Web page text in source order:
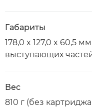
Габариты
178,0 x 127,0 x 60,5
выступающих
Вес
810 г (без